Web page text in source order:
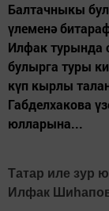
Балтачныкы
үлеменә
Илфак турында
булырга туры
күп кырлы
Габделхакова
юлларына...
Татар иле зур
Илфак